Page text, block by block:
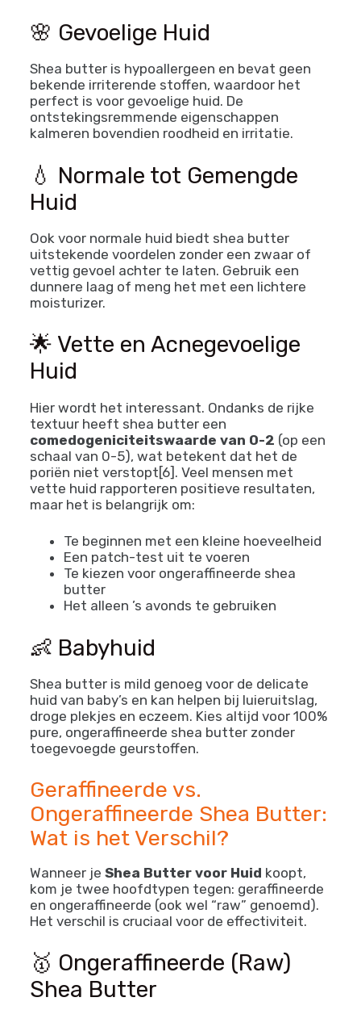
🌸 Gevoelige Huid
Shea butter is hypoallergeen en bevat geen
bekende irriterende stoffen, waardoor het
perfect is voor gevoelige huid. De
ontstekingsremmende eigenschappen
kalmeren bovendien roodheid en irritatie.
💧 Normale tot Gemengde
Huid
Ook voor normale huid biedt shea butter
uitstekende voordelen zonder een zwaar of
vettig gevoel achter te laten. Gebruik een
dunnere laag of meng het met een lichtere
moisturizer.
🌟 Vette en Acnegevoelige
Huid
Hier wordt het interessant. Ondanks de rijke
textuur heeft shea butter een
comedogeniciteitswaarde van 0-2 (op een
schaal van 0-5), wat betekent dat het de
poriën niet verstopt[6]. Veel mensen met
vette huid rapporteren positieve resultaten,
maar het is belangrijk om:
Te beginnen met een kleine hoeveelheid
Een patch-test uit te voeren
Te kiezen voor ongeraffineerde shea
butter
Het alleen ’s avonds te gebruiken
👶 Babyhuid
Shea butter is mild genoeg voor de delicate
huid van baby’s en kan helpen bij luieruitslag,
droge plekjes en eczeem. Kies altijd voor 100%
pure, ongeraffineerde shea butter zonder
toegevoegde geurstoffen.
Geraffineerde vs.
Ongeraffineerde Shea Butter:
Wat is het Verschil?
Wanneer je Shea Butter voor Huid koopt,
kom je twee hoofdtypen tegen: geraffineerde
en ongeraffineerde (ook wel “raw” genoemd).
Het verschil is cruciaal voor de effectiviteit.
🥇 Ongeraffineerde (Raw)
Shea Butter